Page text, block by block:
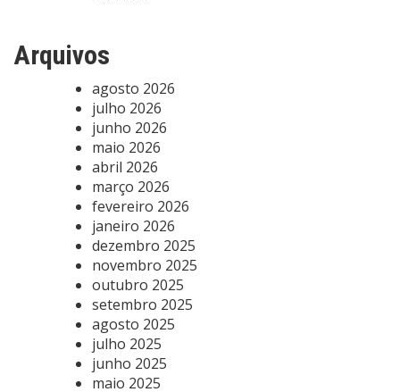
Arquivos
agosto 2026
julho 2026
junho 2026
maio 2026
abril 2026
março 2026
fevereiro 2026
janeiro 2026
dezembro 2025
novembro 2025
outubro 2025
setembro 2025
agosto 2025
julho 2025
junho 2025
maio 2025